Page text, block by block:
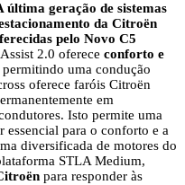
última geração de sistemas
da Citroën
pelo Novo C5
2.0 oferece conforto e
permitindo uma condução
oferece faróis Citroën
em
Isto permite uma
para o conforto e a
diversificada de motores do
STLA Medium,
para responder às